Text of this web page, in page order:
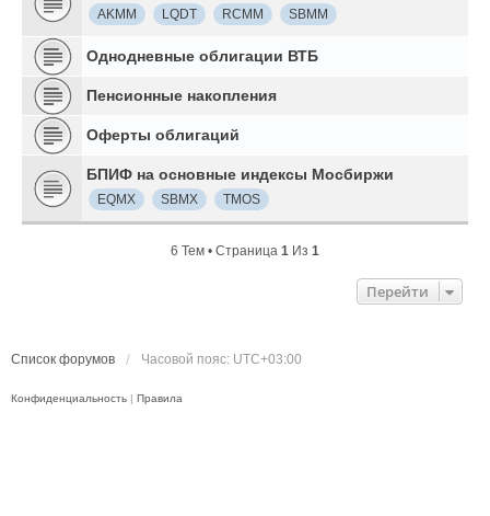
AKMM LQDT RCMM SBMM
Однодневные облигации ВТБ
Пенсионные накопления
Оферты облигаций
БПИФ на основные индексы Мосбиржи
EQMX SBMX TMOS
6 Тем • Страница 1 Из 1
Перейти
Список форумов Часовой пояс: UTC+03:00
Конфиденциальность | Правила